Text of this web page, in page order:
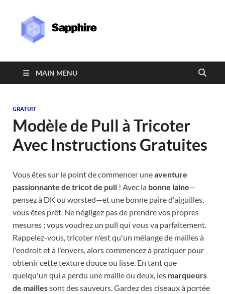
MAIN MENU
GRATUIT
Modèle de Pull à Tricoter
Avec Instructions Gratuites
Vous êtes sur le point de commencer uneaventure
passionnante de tricot de pull ! Avec la bonne laine—
pensez à DK ou worsted—et une bonne paire d'aiguilles,
vous êtes prêt. Ne négligez pas de prendre vos propres
mesures ; vous voudrez un pull qui vous va parfaitement.
Rappelez-vous, tricoter n'est qu'un mélange de mailles à
l'endroit et à l'envers, alors commencez à pratiquer pour
obtenir cette texture douce ou lisse. En tant que
quelqu'un qui a perdu une maille ou deux, les marqueurs
de maillessont des sauveurs. Gardez des ciseaux à portée